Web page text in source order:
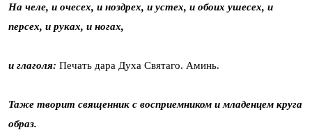
На челе, и очесех, и ноздрех, и устех, и обоих ушесех, и
персех, и руках, и ногах,
и глаголя: Печать дара Духа Святаго. Аминь.
Таже творит священник с восприемником и младенцем круга
образ.